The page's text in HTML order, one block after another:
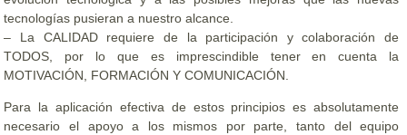
tecnologías pusieran a nuestro alcance.
– La CALIDAD requiere de la participación y colaboración de
TODOS, por lo que es imprescindible tener en cuenta la
MOTIVACIÓN, FORMACIÓN Y COMUNICACIÓN.
Para la aplicación efectiva de estos principios es absolutamente
necesario el apoyo a los mismos por parte, tanto del equipo